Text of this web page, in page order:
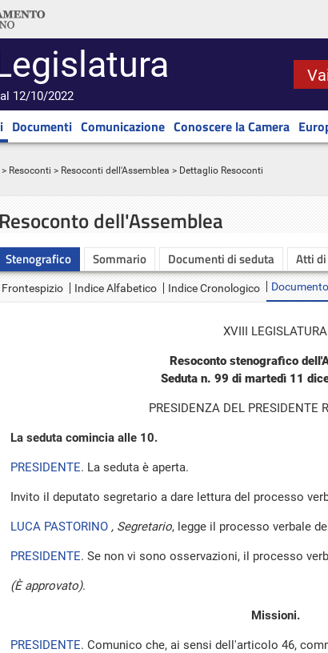
12/10/2022
Documenti Comunicazione Conoscere la Camera
> Resoconti > Resoconti dell'Assemblea > Dettaglio Resoconti
Resoconto dell'Assemblea
Stenografico Sommario Documenti di seduta Atti
Frontespizio Indice Alfabetico Indice Cronologico
XVIII LEGISLATURA
Resoconto stenografico
Seduta n. 99 di martedì 11
PRESIDENZA DEL PRESIDENTE
La seduta comincia alle 10.
PRESIDENTE. La seduta è aperta.
Invito il deputato segretario a dare lettura del processo
LUCA PASTORINO , Segretario, legge il processo verbale
PRESIDENTE. Se non vi sono osservazioni, il processo
(È approvato).
Missioni.
PRESIDENTE. Comunico che, ai sensi dell'articolo 46,